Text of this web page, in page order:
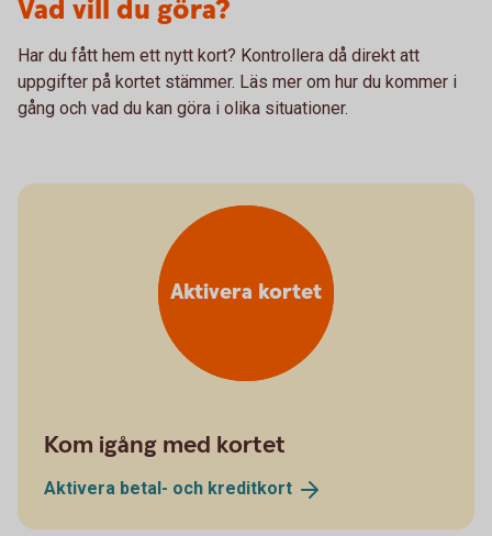
Vad vill du göra?
Har du fått hem ett nytt kort? Kontrollera då direkt att
uppgifter på kortet stämmer. Läs mer om hur du kommer i
gång och vad du kan göra i olika situationer.
Aktivera kortet
Kom igång med kortet
Aktivera betal- och kreditkort